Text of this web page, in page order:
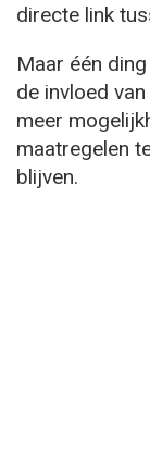
directe link
Maar één
de invloed
meer
maatregelen
blijven.